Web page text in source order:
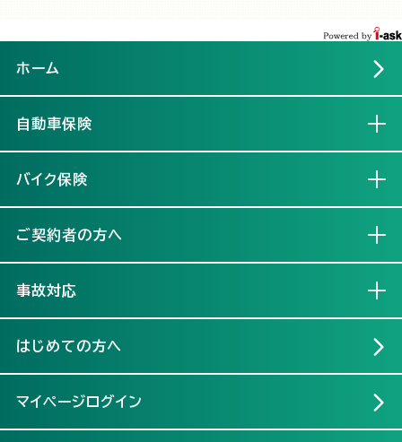
ホーム
自動車保険
バイク保険
ご契約者の方へ
事故対応
はじめての方へ
マイページログイン